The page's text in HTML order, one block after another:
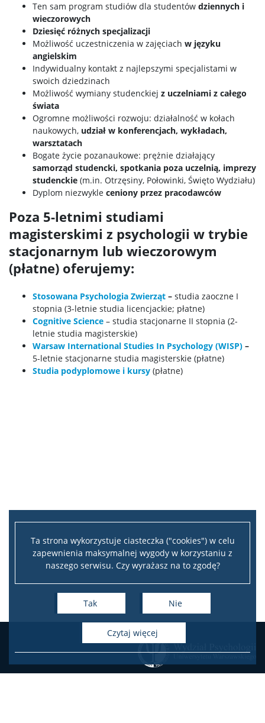
Ta strona wykorzystuje ciasteczka ("cookies") w celu
zapewnienia maksymalnej wygody w korzystaniu z
naszego serwisu. Czy wyrażasz na to zgodę?
Tak Nie
czytaj więcej
Narzędzia do popularyzacji i komunikacji nauki
Poradniki
Raporty ze szkoleń i warsztatów
Wydarzenia naukowe
Kategoria naukowa A+
WYNAJEM PRZESTRZENI
DLA MEDIÓW
Aktualności wydziałowe
Inicjatywy
Władze Wydziału
Kontakt dla mediów
Ten sam program studiów dla studentów dziennych i
wieczorowych
Dziesięć różnych specjalizacji
Możliwość uczestniczenia w zajęciach w języku
angielskim
Indywidualny kontakt z najlepszymi specjalistami w
swoich dziedzinach
Możliwość wymiany studenckiej z uczelniami z całego
świata
Ogromne możliwości rozwoju: działalność w kołach
naukowych, udział w konferencjach, wykładach,
warsztatach
Bogate życie pozanaukowe: prężnie działający
samorząd studencki, spotkania poza uczelnią, imprezy
studenckie (m.in. Otrzęsiny, Połowinki, Święto Wydziału)
Dyplom niezwykle ceniony przez pracodawców
Poza 5-letnimi studiami
magisterskimi z psychologii w trybie
stacjonarnym lub wieczorowym
(płatne) oferujemy:
Stosowana Psychologia Zwierząt – studia zaoczne I
stopnia (3-letnie studia licencjackie; płatne)
Cognitive Science – studia stacjonarne II stopnia (2-
letnie studia magisterskie)
Warsaw International Studies In Psychology (WISP) –
5-letnie stacjonarne studia magisterskie (płatne)
Studia podyplomowe i kursy (płatne)